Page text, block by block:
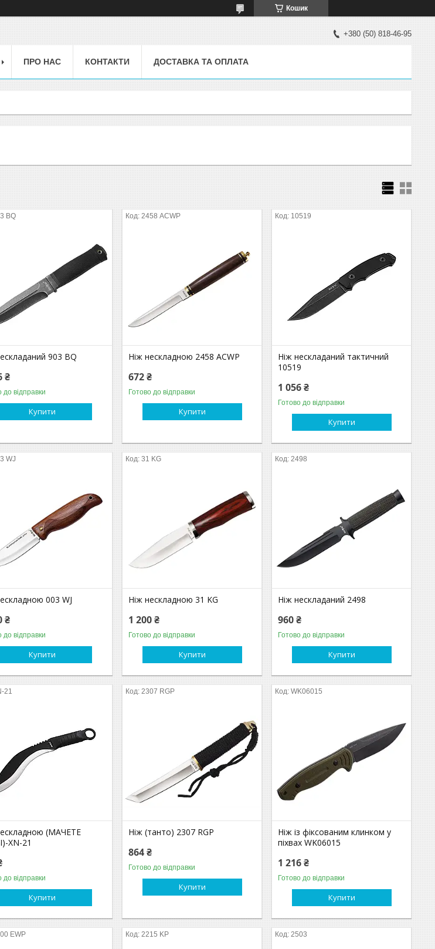
Кошик
+380 (50) 818-46-95
ПРО НАС КОНТАКТИ ДОСТАВКА ТА ОПЛАТА
BQ
903 BQ
₴
до відправки
Купити
2458 ACWP
Ніж нескладною 2458 ACWP
672 ₴
Готово до відправки
Купити
10519
Ніж нескладаний тактичний
10519
1 056 ₴
Готово до відправки
Купити
WJ
003 WJ
₴
до відправки
Купити
31 KG
Ніж нескладною 31 KG
1 200 ₴
Готово до відправки
Купити
2498
Ніж нескладаний 2498
960 ₴
Готово до відправки
Купити
21
(МАЧЕТЕ
XN-21
до відправки
Купити
2307 RGP
Ніж (танто) 2307 RGP
864 ₴
Готово до відправки
Купити
WK06015
Ніж із фіксованим клинком у
піхвах WK06015
1 216 ₴
Готово до відправки
Купити
EWP 2215 KP 2503